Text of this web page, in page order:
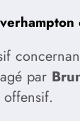
par